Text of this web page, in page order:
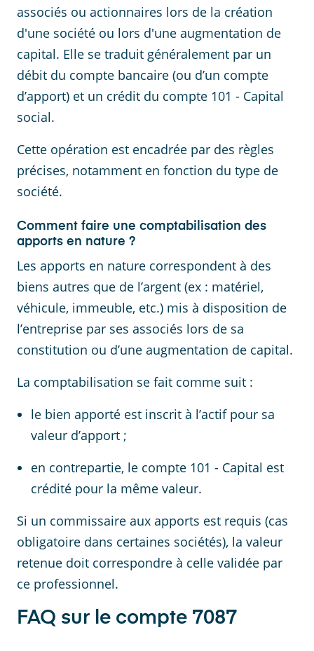
associés ou actionnaires lors de la création
d'une société ou lors d'une augmentation de
capital. Elle se traduit généralement par un
débit du compte bancaire (ou d’un compte
d’apport) et un crédit du compte 101 - Capital
social.
Cette opération est encadrée par des règles
précises, notamment en fonction du type de
société.
Comment faire une comptabilisation des
apports en nature ?
Les apports en nature correspondent à des
biens autres que de l’argent (ex : matériel,
véhicule, immeuble, etc.) mis à disposition de
l’entreprise par ses associés lors de sa
constitution ou d’une augmentation de capital.
La comptabilisation se fait comme suit :
le bien apporté est inscrit à l’actif pour sa
valeur d’apport ;
en contrepartie, le compte 101 - Capital est
crédité pour la même valeur.
Si un commissaire aux apports est requis (cas
obligatoire dans certaines sociétés), la valeur
retenue doit correspondre à celle validée par
ce professionnel.
FAQ sur le compte 7087